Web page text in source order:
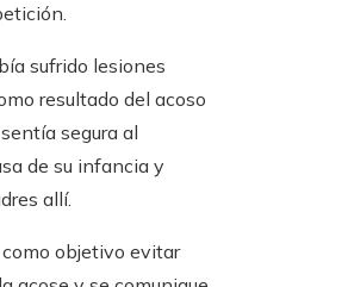
sufrido lesiones
resultado del acoso
segura al
de su infancia y
allí.
objetivo evitar